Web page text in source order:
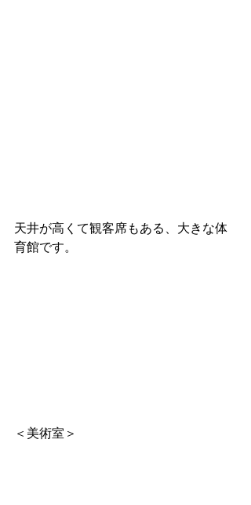
天井が高くて観客席もある、大きな体
育館です。
＜美術室＞